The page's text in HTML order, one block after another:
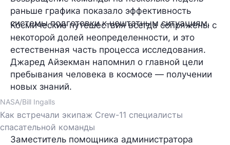
раньше графика показало эффективность
системы подготовки к нештатным ситуациям.
Космические путешествия всегда сопряжены с
некоторой долей неопределенности, и это
естественная часть процесса исследования.
Джаред Айзекман напомнил о главной цели
пребывания человека в космосе — получении
новых знаний.
NASA/Bill Ingalls
Как встречали экипаж Crew-11 специалисты
спасательной команды
Заместитель помощника администратора